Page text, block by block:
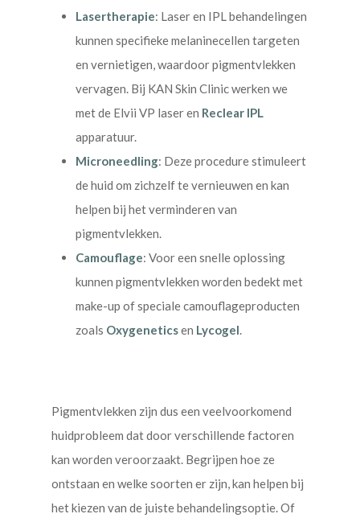
Lasertherapie: Laser en IPL behandelingen
kunnen specifieke melaninecellen targeten
en vernietigen, waardoor pigmentvlekken
vervagen. Bij KAN Skin Clinic werken we
met de Elvii VP laser en Reclear IPL
apparatuur.
Microneedling: Deze procedure stimuleert
de huid om zichzelf te vernieuwen en kan
helpen bij het verminderen van
pigmentvlekken.
Camouflage: Voor een snelle oplossing
kunnen pigmentvlekken worden bedekt met
make-up of speciale camouflageproducten
zoals Oxygeneticsen Lycogel.
Pigmentvlekken zijn dus een veelvoorkomend
huidprobleem dat door verschillende factoren
kan worden veroorzaakt. Begrijpen hoe ze
ontstaan en welke soorten er zijn, kan helpen bij
het kiezen van de juiste behandelingsoptie. Of